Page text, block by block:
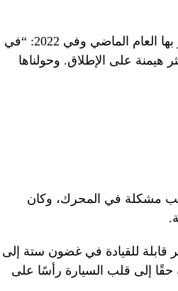
وقال للصحفيين في مونزا، الحلبة فائقة السرعة التي فاز بها العام الماضي وفي 2022: “في
هيمنة على الإطلاق. وحولناها
مشكلة في المحرك، وكان
قابلة للقيادة في غضون ستة إلى
حقًا إلى قلب السيارة رأسًا على